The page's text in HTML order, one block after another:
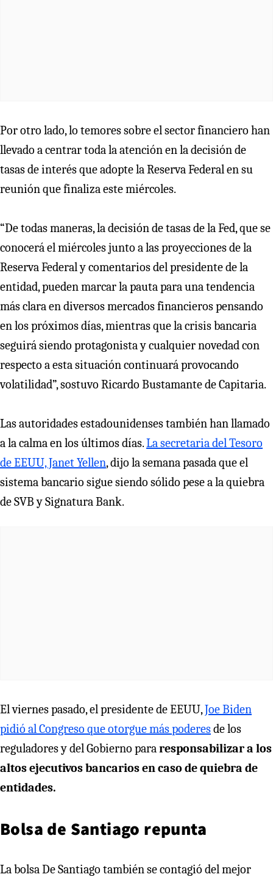
Por otro lado, lo temores sobre el sector financiero han
llevado a centrar toda la atención en la decisión de
tasas de interés que adopte la Reserva Federal en su
reunión que finaliza este miércoles.
“De todas maneras, la decisión de tasas de la Fed, que se
conocerá el miércoles junto a las proyecciones de la
Reserva Federal y comentarios del presidente de la
entidad, pueden marcar la pauta para una tendencia
más clara en diversos mercados financieros pensando
en los próximos días, mientras que la crisis bancaria
seguirá siendo protagonista y cualquier novedad con
respecto a esta situación continuará provocando
volatilidad”, sostuvo Ricardo Bustamante de Capitaria.
Las autoridades estadounidenses también han llamado
a la calma en los últimos días.La secretaria del Tesoro
de EEUU, Janet Yellen, dijo la semana pasada que el
sistema bancario sigue siendo sólido pese a la quiebra
de SVB y Signatura Bank.
El viernes pasado, el presidente de EEUU,Joe Biden
pidió al Congreso que otorgue más poderesde los
reguladores y del Gobierno pararesponsabilizar a los
altos ejecutivos bancarios en caso de quiebra de
entidades.
Bolsa de Santiago repunta
La bolsa De Santiago también se contagió del mejor